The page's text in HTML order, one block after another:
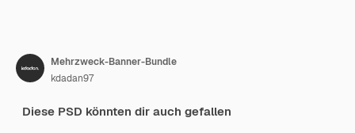
Mehrzweck-Banner-Bundle
kdadan97
Diese PSD könnten dir auch gefallen